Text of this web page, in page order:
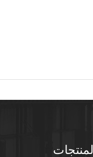
المنتجات